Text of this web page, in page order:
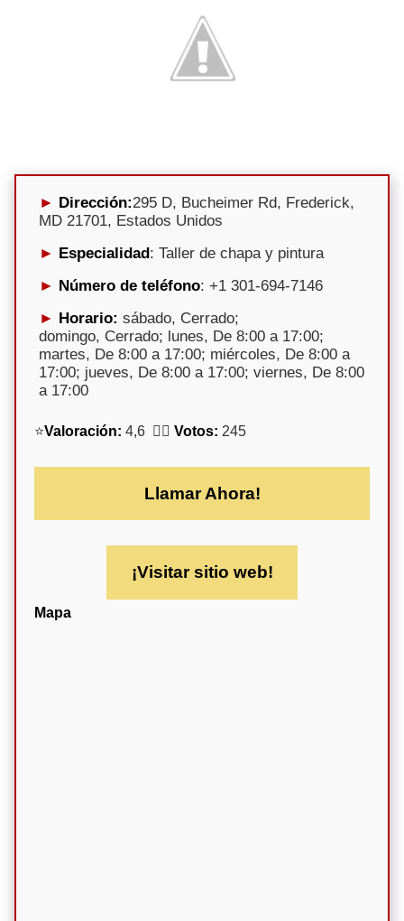
Dirección:295 D, Bucheimer Rd, Frederick,
MD 21701, Estados Unidos
Especialidad: Taller de chapa y pintura
Número de teléfono: +1 301-694-7146
Horario: sábado, Cerrado;
domingo, Cerrado; lunes, De 8:00 a 17:00;
martes, De 8:00 a 17:00; miércoles, De 8:00 a
17:00; jueves, De 8:00 a 17:00; viernes, De 8:00
a 17:00
⭐Valoración: 4,6 🕵️‍♀️ Votos: 245
Llamar Ahora!
¡Visitar sitio web!
Mapa